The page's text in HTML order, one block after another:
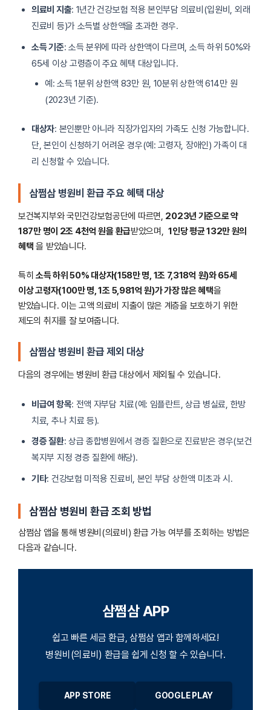
의료비 지출: 1년간 건강보험 적용 본인부담 의료비(입원비, 외래
진료비 등)가 소득별 상한액을 초과한 경우.
소득 기준: 소득 분위에 따라 상한액이 다르며, 소득 하위 50%와
65세 이상 고령층이 주요 혜택 대상입니다.
예: 소득 1분위 상한액 83만 원, 10분위 상한액 614만 원
(2023년 기준).
대상자: 본인뿐만 아니라 직장가입자의 가족도 신청 가능합니다.
단, 본인이 신청하기 어려운 경우(예: 고령자, 장애인) 가족이 대
리 신청할 수 있습니다.
삼쩜삼 병원비 환급 주요 혜택 대상
보건복지부와 국민건강보험공단에 따르면, 2023년 기준으로 약
187만 명이 2조 4천억 원을 환급받았으며, 1인당 평균 132만 원의
혜택 을 받았습니다.
특히소득 하위 50% 대상자(158만 명, 1조 7,318억 원)와 65세
이상 고령자(100만 명, 1조 5,981억 원)가 가장 많은 혜택을
받았습니다. 이는 고액 의료비 지출이 많은 계층을 보호하기 위한
제도의 취지를 잘 보여줍니다.
삼쩜삼 병원비 환급 제외 대상
다음의 경우에는 병원비 환급 대상에서 제외될 수 있습니다.
비급여 항목: 전액 자부담 치료(예: 임플란트, 상급 병실료, 한방
치료, 추나 치료 등).
경증 질환: 상급 종합병원에서 경증 질환으로 진료받은 경우(보건
복지부 지정 경증 질환에 해당).
기타: 건강보험 미적용 진료비, 본인 부담 상한액 미초과 시.
삼쩜삼 병원비 환급 조회 방법
삼쩜삼 앱을 통해 병원비(의료비) 환급 가능 여부를 조회하는 방법은
다음과 같습니다.
삼쩜삼 APP
쉽고 빠른 세금 환급, 삼쩜삼 앱과 함께하세요!
병원비(의료비) 환급을 쉽게 신청 할 수 있습니다.
APP STORE GOOGLE PLAY